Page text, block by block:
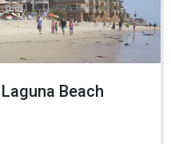
Beach